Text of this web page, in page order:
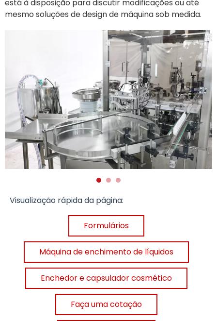
está à disposição para discutir modificações ou até
mesmo soluções de design de máquina sob medida.
Visualização rápida da página:
Formulários
Máquina de enchimento de líquidos
Enchedor e capsulador cosmético
Faça uma cotação